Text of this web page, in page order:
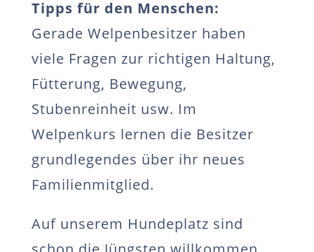
Tipps für den Menschen:
Gerade Welpenbesitzer haben
viele Fragen zur richtigen Haltung,
Fütterung, Bewegung,
Stubenreinheit usw. Im
Welpenkurs lernen die Besitzer
grundlegendes über ihr neues
Familienmitglied.
Auf unserem Hundeplatz sind